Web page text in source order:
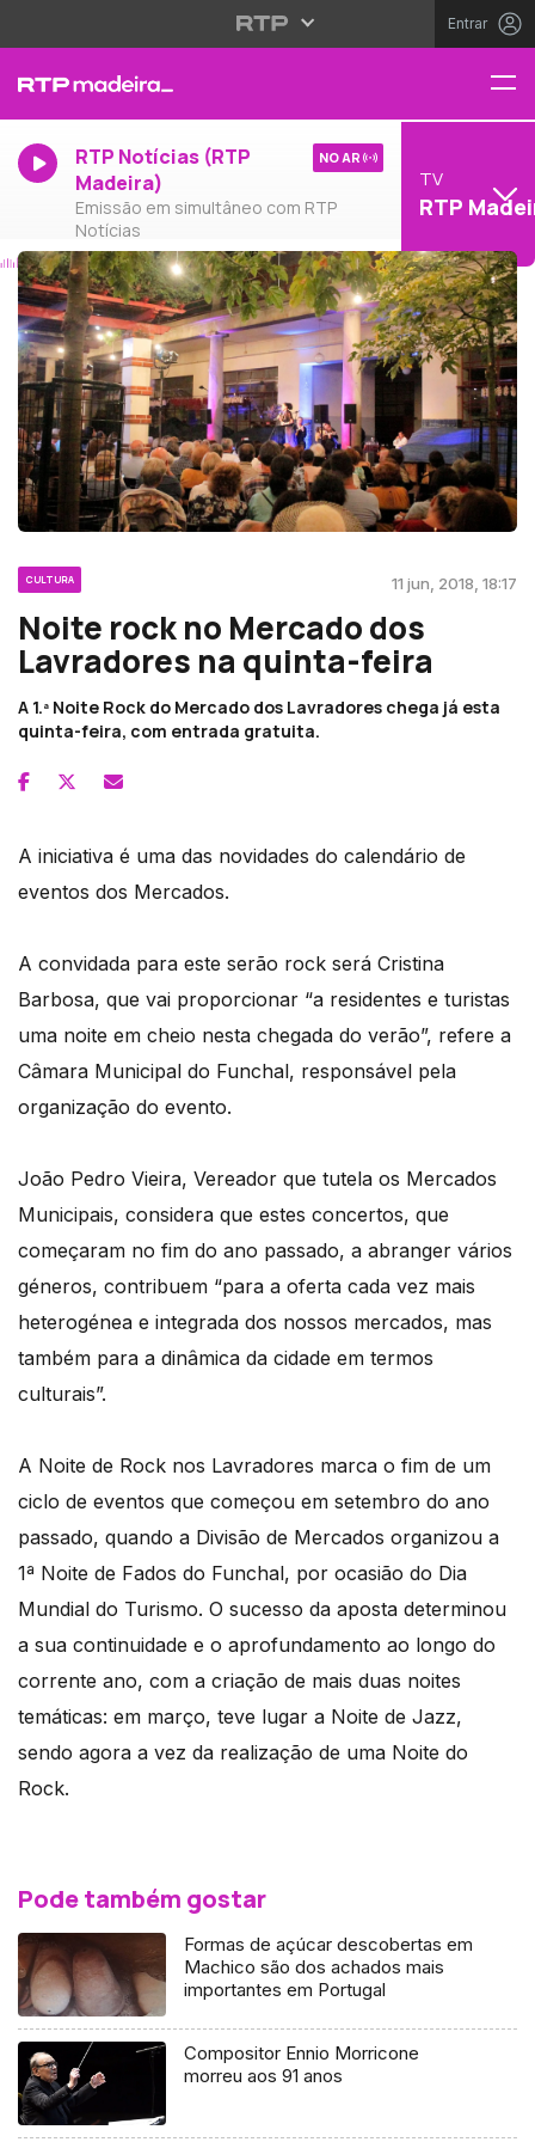
Entrar
RTP Notícias (RTP
Madeira)
Emissão em simultâneo com RTP
Notícias
NO AR
TV
RTP
CULTURA 11 jun, 2018, 18:17
Noite rock no Mercado dos
Lavradores na quinta-feira
A 1.ª Noite Rock do Mercado dos Lavradores chega já esta
quinta-feira, com entrada gratuita.
A iniciativa é uma das novidades do calendário de
eventos dos Mercados.
A convidada para este serão rock será Cristina
Barbosa, que vai proporcionar “a residentes e turistas
uma noite em cheio nesta chegada do verão”, refere a
Câmara Municipal do Funchal, responsável pela
organização do evento.
João Pedro Vieira, Vereador que tutela os Mercados
Municipais, considera que estes concertos, que
começaram no fim do ano passado, a abranger vários
géneros, contribuem “para a oferta cada vez mais
heterogénea e integrada dos nossos mercados, mas
também para a dinâmica da cidade em termos
culturais”.
A Noite de Rock nos Lavradores marca o fim de um
ciclo de eventos que começou em setembro do ano
passado, quando a Divisão de Mercados organizou a
1ª Noite de Fados do Funchal, por ocasião do Dia
Mundial do Turismo. O sucesso da aposta determinou
a sua continuidade e o aprofundamento ao longo do
corrente ano, com a criação de mais duas noites
temáticas: em março, teve lugar a Noite de Jazz,
sendo agora a vez da realização de uma Noite do
Rock.
Pode também gostar
Formas de açúcar descobertas em
Machico são dos achados mais
importantes em Portugal
Compositor Ennio Morricone
morreu aos 91 anos